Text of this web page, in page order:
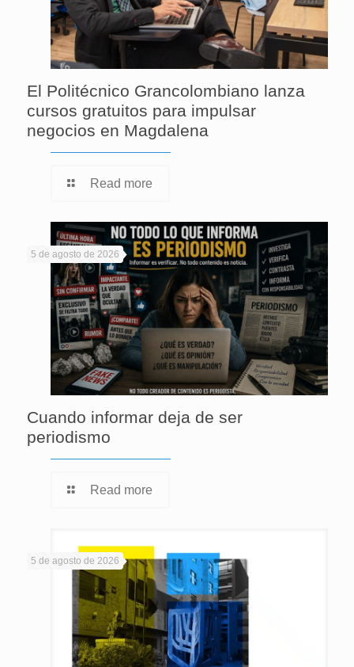
El Politécnico Grancolombiano lanza
cursos gratuitos para impulsar
negocios en Magdalena
Read more
5 de agosto de 2026
Cuando informar deja de ser
periodismo
Read more
5 de agosto de 2026